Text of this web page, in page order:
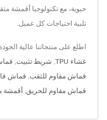
تلبية احتياجات كل عميل.
اطلع على منتجاتنا عالية الجودة
غشاء TPU شريط تثبيت
قماش مقاوم للثقب قماش
قماش مقاوم للحريق أقمشة